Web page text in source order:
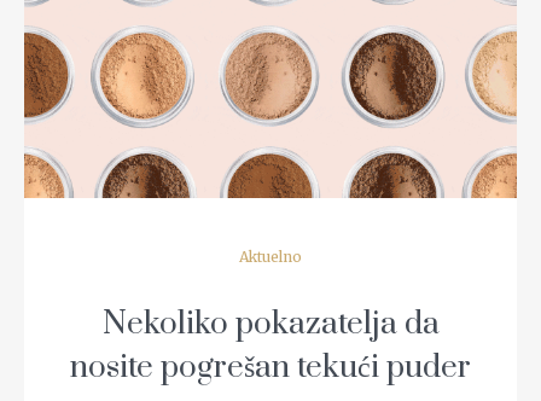
READ MORE
Aktuelno
Nekoliko pokazatelja da
nosite pogrešan tekući puder